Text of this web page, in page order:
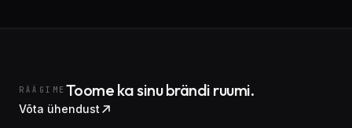
RÄÄGIME Toome ka sinu brändi ruumi.
Võta ühendust